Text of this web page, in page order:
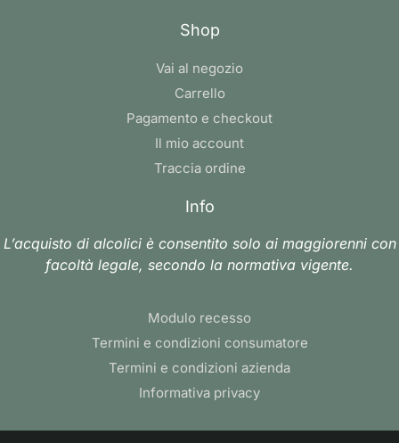
Shop
Vai al negozio
Carrello
Pagamento e checkout
Il mio account
Traccia ordine
Info
L’acquisto di alcolici è consentito solo ai maggiorenni con
facoltà legale, secondo la normativa vigente.
Modulo recesso
Termini e condizioni consumatore
Termini e condizioni azienda
Informativa privacy